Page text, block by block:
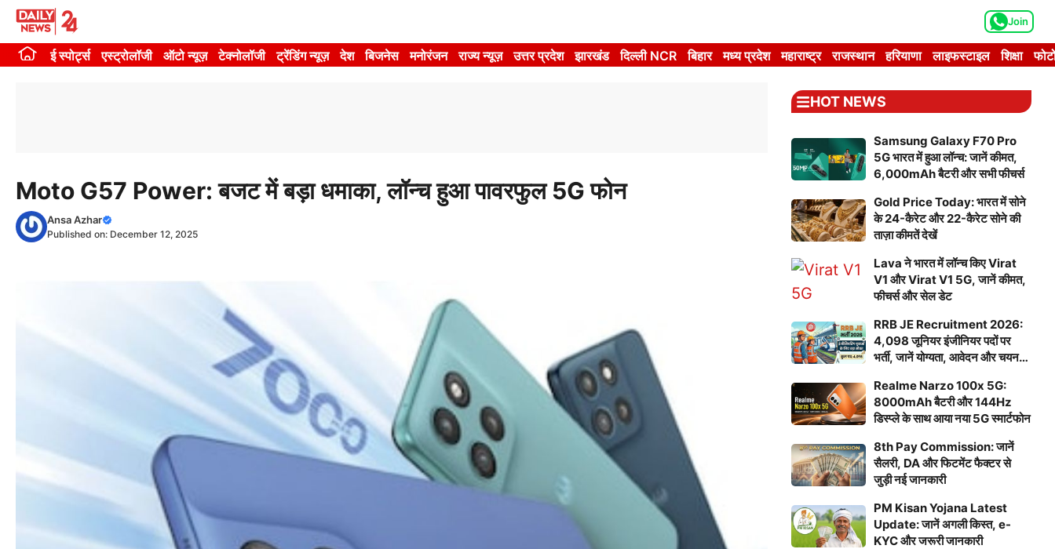
Skip
content
Join
ई स्पोर्ट्स एस्ट्रोलॉजी ऑटो न्यूज़ टेक्नोलॉजी ट्रेंडिंग न्यूज़ देश बिजनेस मनोरंजन राज्य न्यूज़ उत्तर प्रदेश झारखंड दिल्ली NCR बिहार मध्य प्रदेश महाराष्ट्र राजस्थान हरियाणा लाइफस्टाइल शिक्षा
Moto G57 Power: बजट में बड़ा धमाका, लॉन्च हुआ पावरफुल 5G फोन
Ansa Azhar
Published on: December 12, 2025
HOT NEWS
Samsung Galaxy F70 Pro
5G भारत में हुआ लॉन्च: जानें कीमत,
6,000mAh बैटरी और सभी फीचर्स
Gold Price Today: भारत में सोने
के 24-कैरेट और 22-कैरेट सोने की
ताज़ा कीमतें देखें
Lava ने भारत में लॉन्च किए Virat
V1 और Virat V1 5G, जानें कीमत,
फीचर्स और सेल डेट
RRB JE Recruitment 2026:
4,098 जूनियर इंजीनियर पदों पर
भर्ती, जानें योग्यता, आवेदन और चयन
Realme Narzo 100x 5G:
8000mAh बैटरी और 144Hz
डिस्प्ले के साथ आया नया 5G स्मार्टफोन
8th Pay Commission: जानें
सैलरी, DA और फिटमेंट फैक्टर से
जुड़ी नई जानकारी
PM Kisan Yojana Latest
Update: जानें अगली किस्त, e-
KYC और जरूरी जानकारी